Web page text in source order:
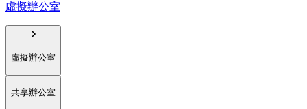
虛擬辦公室
虛擬辦公室
共享辦公室